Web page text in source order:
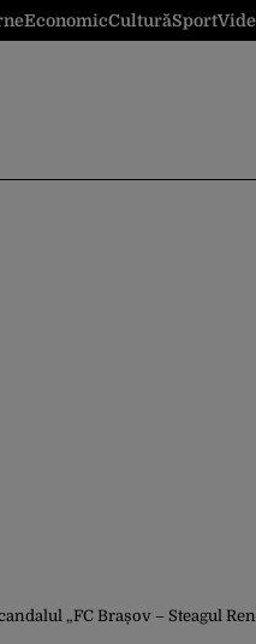
EconomicCulturăSport
„FC Brașov – Steagul